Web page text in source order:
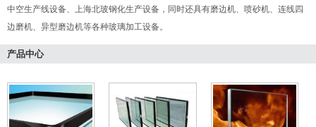
中空生产线设备、上海北玻钢化生产设备，同时还具有磨边机、喷砂机、连线四
边磨机、异型磨边机等各种玻璃加工设备。
产品中心